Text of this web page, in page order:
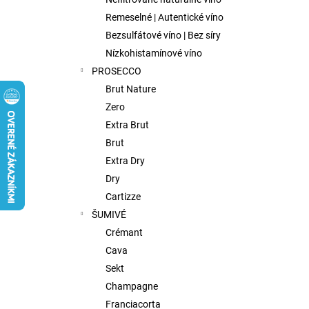
Remeselné | Autentické víno
Bezsulfátové víno | Bez síry
Nízkohistamínové víno
PROSECCO
Brut Nature
Zero
Extra Brut
Brut
Extra Dry
Dry
Cartizze
ŠUMIVÉ
Crémant
Cava
Sekt
Champagne
Franciacorta
FISH WIVES CLUB OCTAVIAS SINFULL
SECRET CHENIN BLANC, 0,75L